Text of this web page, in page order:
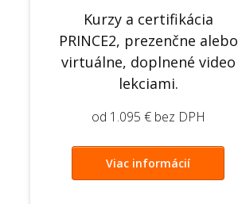
Kurzy a certifikácia
PRINCE2, prezenčne alebo
virtuálne, doplnené video
lekciami.
od 1.095 € bez DPH
Viac informácií